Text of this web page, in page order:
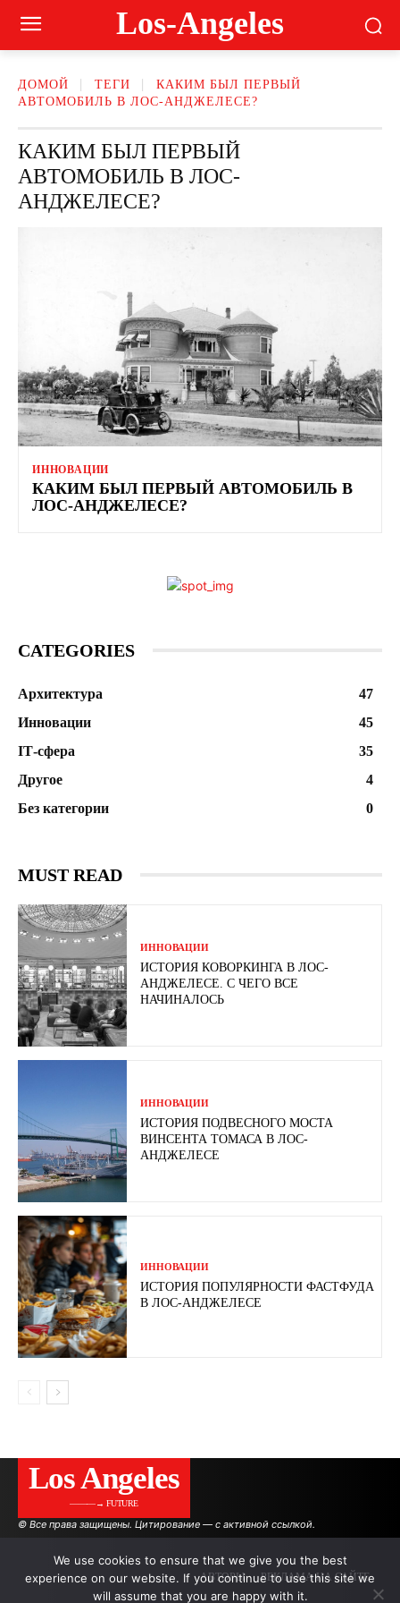
Los-Angeles
ДОМОЙ ТЕГИ
КАКИМ БЫЛ ПЕРВЫЙ
АВТОМОБИЛЬ В ЛОС-АНДЖЕЛЕСЕ?
КАКИМ БЫЛ ПЕРВЫЙ
АВТОМОБИЛЬ В ЛОС-
АНДЖЕЛЕСЕ?
ИННОВАЦИИ
КАКИМ БЫЛ ПЕРВЫЙ АВТОМОБИЛЬ В
ЛОС-АНДЖЕЛЕСЕ?
CATEGORIES
Архитектура
47
Инновации
45
ІТ-сфера
35
Другое
4
Без категории
0
MUST READ
ИННОВАЦИИ
ИСТОРИЯ КОВОРКИНГА В ЛОС-
АНДЖЕЛЕСЕ. С ЧЕГО ВСЕ
НАЧИНАЛОСЬ
ИННОВАЦИИ
ИСТОРИЯ ПОДВЕСНОГО МОСТА
ВИНСЕНТА ТОМАСА В ЛОС-
АНДЖЕЛЕСЕ
ИННОВАЦИИ
ИСТОРИЯ ПОПУЛЯРНОСТИ ФАСТФУДА
В ЛОС-АНДЖЕЛЕСЕ
Los Angeles
———→ FUTURE
© Все права защищены. Цитирование — с активной ссылкой.
АВТОРЫ РЕКЛАМА НА САЙТЕ
We use cookies to ensure that we give you the best
experience on our website. If you continue to use this site we
will assume that you are happy with it.